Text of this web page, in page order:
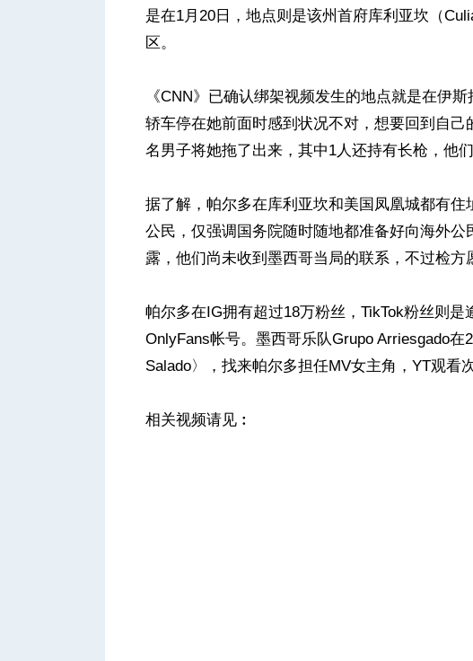
是在1月20日，地点则是该州首府库利亚坎（
区。
《CNN》已确认绑架视频发生的地点就是在伊
轿车停在她前面时感到状况不对，想要回到自
名男子将她拖了出来，其中1人还持有长枪，他
据了解，帕尔多在库利亚坎和美国凤凰城都有
公民，仅强调国务院随时随地都准备好向海外
露，他们尚未收到墨西哥当局的联系，不过检方
帕尔多在IG拥有超过18万粉丝，TikTok粉丝则是
OnlyFans帐号。墨西哥乐队Grupo Arriesgado在
Salado〉，找来帕尔多担任MV女主角，YT观看
相关视频请见︰